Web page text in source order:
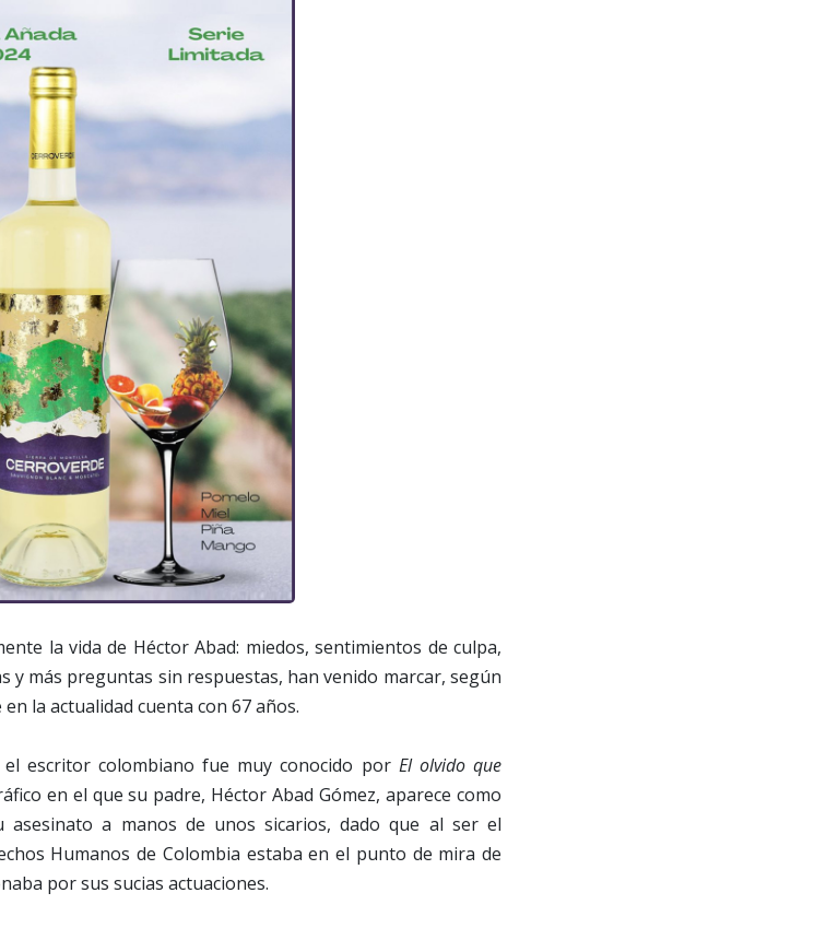
la vida de Héctor Abad: miedos, sentimientos de culpa,
y más preguntas sin respuestas, han venido marcar, según
la actualidad cuenta con 67 años.
escritor colombiano fue muy conocido por El olvido que
en el que su padre, Héctor Abad Gómez, aparece como
a manos de unos sicarios, dado que al ser el
Humanos de Colombia estaba en el punto de mira de
por sus sucias actuaciones.